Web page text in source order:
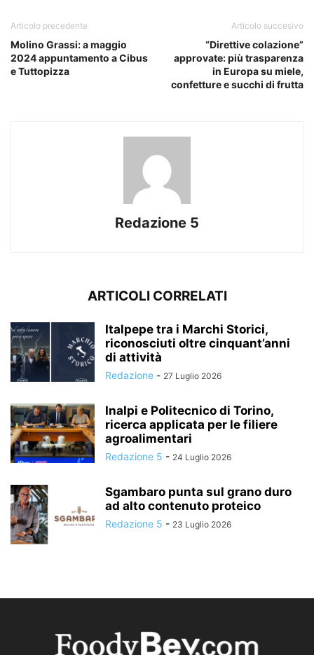
Articolo precedente
Molino Grassi: a maggio
2024 appuntamento a Cibus
e Tuttopizza
Articolo succesivo
“Direttive colazione”
approvate: più trasparenza
in Europa su miele,
confetture e succhi di frutta
Redazione 5
ARTICOLI CORRELATI
Italpepe tra i Marchi Storici,
riconosciuti oltre cinquant’anni
di attività
Redazione - 27 Luglio 2026
Inalpi e Politecnico di Torino,
ricerca applicata per le filiere
agroalimentari
Redazione 5 - 24 Luglio 2026
Sgambaro punta sul grano duro
ad alto contenuto proteico
Redazione 5 - 23 Luglio 2026